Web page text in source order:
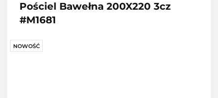
Pościel Bawełna 200X220 3cz
#M1681
NOWOŚĆ